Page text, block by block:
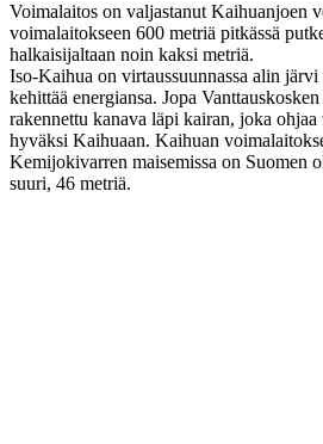
Voimalaitos on valjastanut Kaihuanjoen
voimalaitokseen 600 metriä pitkässä
halkaisijaltaan noin kaksi metriä.
Iso-Kaihua on virtaussuunnassa alin järvi
kehittää energiansa. Jopa
rakennettu kanava läpi kairan, joka ohjaa
hyväksi Kaihuaan. Kaihuan
Kemijokivarren maisemissa on Suomen
suuri, 46 metriä.